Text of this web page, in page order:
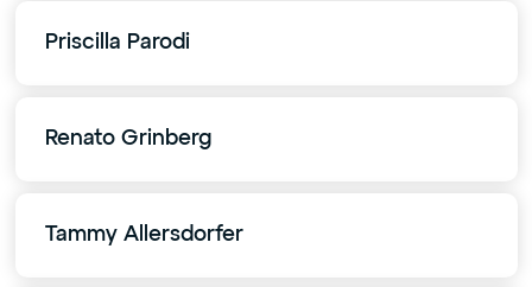
Priscilla Parodi
Renato Grinberg
Tammy Allersdorfer